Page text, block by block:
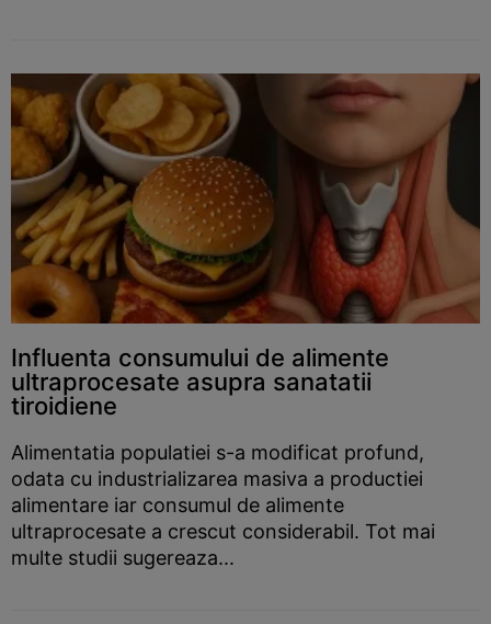
Influenta consumului de alimente
ultraprocesate asupra sanatatii
tiroidiene
Alimentatia populatiei s-a modificat profund,
odata cu industrializarea masiva a productiei
alimentare iar consumul de alimente
ultraprocesate a crescut considerabil. Tot mai
multe studii sugereaza...